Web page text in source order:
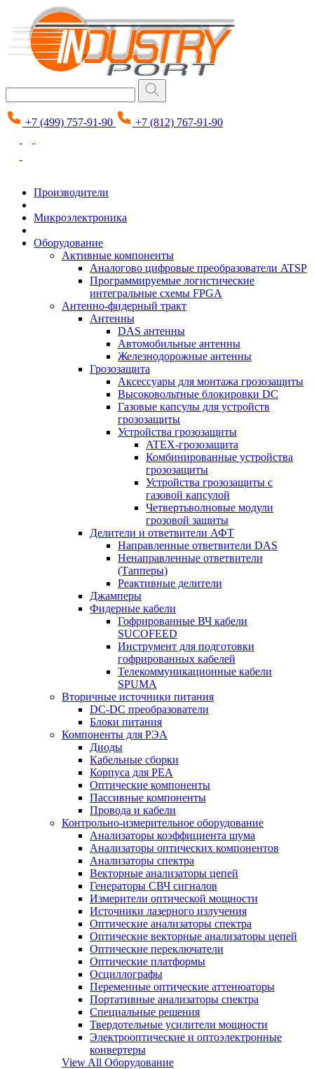
+7 (499) 757-91-90 +7 (812) 767-91-90
Производители
Микроэлектроника
Оборудование
Активные компоненты
Аналогово цифровые преобразователи ATSP
Программируемые логистические
интегральные схемы FPGA
Антенно-фидерный тракт
Антенны
DAS антенны
Автомобильные антенны
Железнодорожные антенны
Грозозащита
Аксессуары для монтажа грозозащиты
Высоковольтные блокировки DC
Газовые капсулы для устройств
грозозащиты
Устройства грозозащиты
ATEX-грозозащита
Комбинированные устройства
грозозащиты
Устройства грозозащиты с
газовой капсулой
Четвертьволновые модули
грозовой защиты
Делители и ответвители АФТ
Направленные ответвители DAS
Ненаправленные ответвители
(Тапперы)
Реактивные делители
Джамперы
Фидерные кабели
Гофрированные ВЧ кабели
SUCOFEED
Инструмент для подготовки
гофрированных кабелей
Телекоммуникационные кабели
SPUMA
Вторичные источники питания
DC-DC преобразователи
Блоки питания
Компоненты для РЭА
Диоды
Кабельные сборки
Корпуса для РЕА
Оптические компоненты
Пассивные компоненты
Провода и кабели
Контрольно-измерительное оборудование
Анализаторы коэффициента шума
Анализаторы оптических компонентов
Анализаторы спектра
Векторные анализаторы цепей
Генераторы СВЧ сигналов
Измерители оптической мощности
Источники лазерного излучения
Оптические анализаторы спектра
Оптические векторные анализаторы цепей
Оптические переключатели
Оптические платформы
Осциллографы
Переменные оптические аттенюаторы
Портативные анализаторы спектра
Специальные решения
Твердотельные усилители мощности
Электрооптические и оптоэлектронные
конвертеры
View All Оборудование